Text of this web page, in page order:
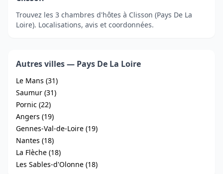
Trouvez les 3 chambres d'hôtes à Clisson (Pays De La
Loire). Localisations, avis et coordonnées.
Autres villes — Pays De La Loire
Le Mans (31)
Saumur (31)
Pornic (22)
Angers (19)
Gennes-Val-de-Loire (19)
Nantes (18)
La Flèche (18)
Les Sables-d'Olonne (18)